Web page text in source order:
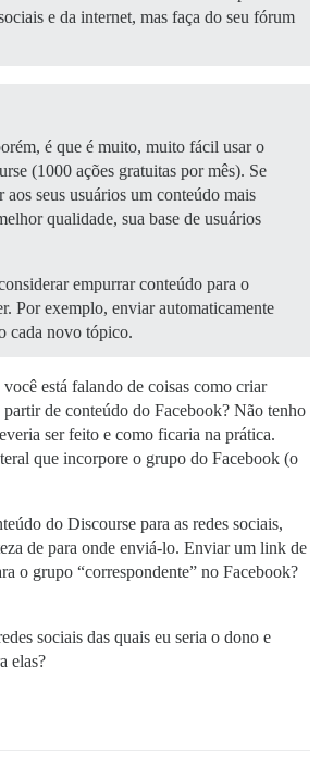
e da internet, mas faça do seu fórum
é que é muito, muito fácil usar o
(1000 ações gratuitas por mês). Se
seus usuários um conteúdo mais
qualidade, sua base de usuários
empurrar conteúdo para o
Por exemplo, enviar automaticamente
cada novo tópico.
está falando de coisas como criar
de conteúdo do Facebook? Não tenho
ser feito e como ficaria na prática.
que incorpore o grupo do Facebook (o
do Discourse para as redes sociais,
de para onde enviá-lo. Enviar um link de
o grupo “correspondente” no Facebook?
sociais das quais eu seria o dono e
elas?